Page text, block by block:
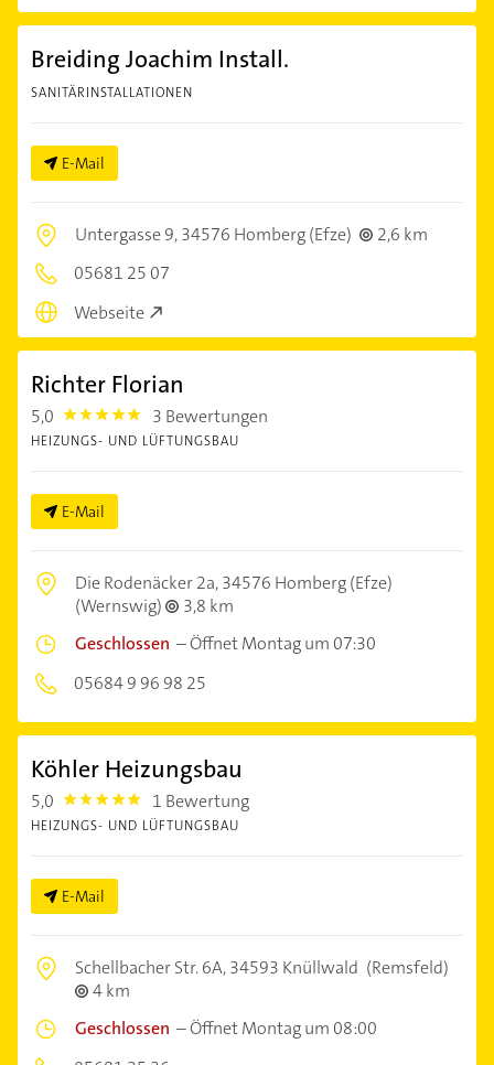
Breiding Joachim Install.
SANITÄRINSTALLATIONEN
E-Mail
Untergasse 9,34576 Homberg (Efze)
2,6 km
05681 25 07
Webseite
Richter Florian
5,0 5.0 3 Bewertungen
HEIZUNGS- UND LÜFTUNGSBAU
E-Mail
Die Rodenäcker 2a,34576 Homberg (Efze)
(Wernswig)
3,8 km
Geschlossen –Öffnet Montag um 07:30
05684 9 96 98 25
Köhler Heizungsbau
5,0 5.0 1 Bewertung
HEIZUNGS- UND LÜFTUNGSBAU
E-Mail
Schellbacher Str. 6A,34593 Knüllwald (Remsfeld)
4 km
Geschlossen –Öffnet Montag um 08:00